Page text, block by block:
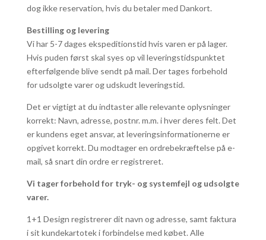
dog ikke reservation, hvis du betaler med Dankort.
Bestilling og levering
Vi har 5-7 dages ekspeditionstid hvis varen er på lager.
Hvis puden først skal syes op vil leveringstidspunktet
efterfølgende blive sendt på mail. Der tages forbehold
for udsolgte varer og udskudt leveringstid.
Det er vigtigt at du indtaster alle relevante oplysninger
korrekt: Navn, adresse, postnr. m.m. i hver deres felt. Det
er kundens eget ansvar, at leveringsinformationerne er
opgivet korrekt. Du modtager en ordrebekræftelse på e-
mail, så snart din ordre er registreret.
Vi tager forbehold for tryk- og systemfejl og udsolgte
varer.
1+1 Design registrerer dit navn og adresse, samt faktura
i sit kundekartotek i forbindelse med købet. Alle